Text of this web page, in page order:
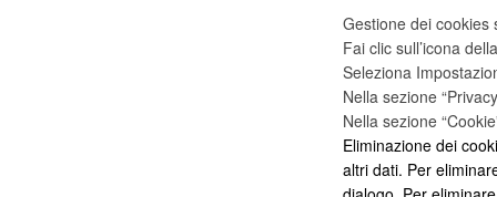
Gestione dei cookies
Fai clic sull’icona
Seleziona
Nella sezione
Nella sezione
Eliminazione dei
altri dati. Per